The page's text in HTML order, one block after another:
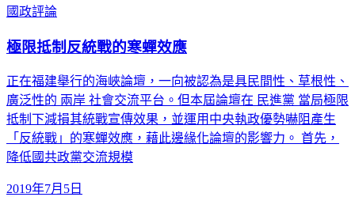
國政評論
極限抵制反統戰的寒蟬效應
正在福建舉行的海峽論壇，一向被認為是具民間性、草根性、
廣泛性的 兩岸 社會交流平台。但本屆論壇在 民進黨 當局極限
抵制下減損其統戰宣傳效果，並運用中央執政優勢嚇阻產生
「反統戰」的寒蟬效應，藉此邊緣化論壇的影響力。 首先，
降低國共政黨交流規模
2019年7月5日